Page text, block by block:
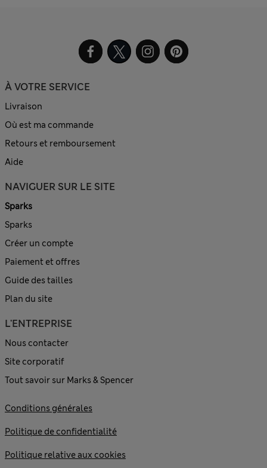
À VOTRE SERVICE
Livraison
Où est ma commande
Retours et remboursement
Aide
NAVIGUER SUR LE SITE
Sparks
Sparks
Créer un compte
Paiement et offres
Guide des tailles
Plan du site
L'ENTREPRISE
Nous contacter
Site corporatif
Tout savoir sur Marks & Spencer
Conditions générales
Politique de confidentialité
Politique relative aux cookies